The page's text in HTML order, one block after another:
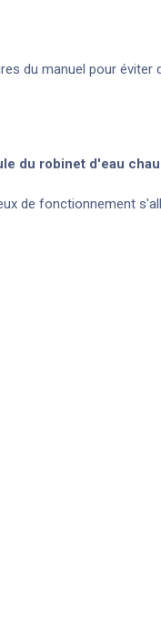
du manuel pour éviter
du robinet d'eau
de fonctionnement